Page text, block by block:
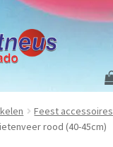
Feest accessoires
rood (40-45cm)